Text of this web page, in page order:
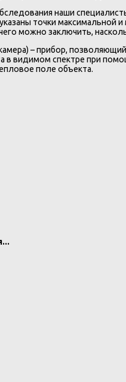
наши
точки
можно заключить,
– прибор,
в видимом спектре при
поле объекта.